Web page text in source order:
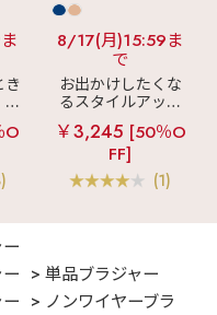
シ
O
8/17(月)15:59ま
で
お出かけしたくな
るスタイルアップ
見え
ストライプ
フリル ロングパン
ツ 綿混 上下セット
￥3,245 [50％O
FF]
(1)
単品ブラジャー
ノンワイヤーブラ